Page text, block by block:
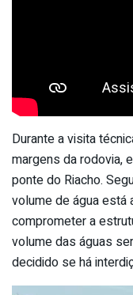
Durante a visita
margens da rodovia,
ponte do Riacho.
volume de água está
comprometer a
volume das águas
decidido se há